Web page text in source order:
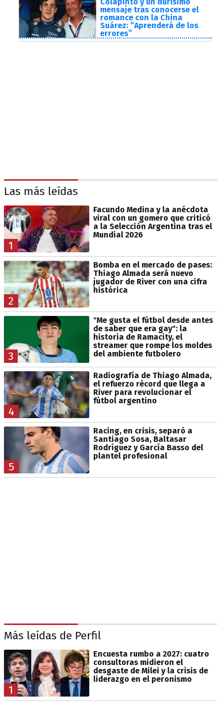
Colapinto y un durísimo
mensaje tras conocerse el
romance con la China
Suárez: “Aprenderá de los
errores”
Las más leídas
1
Facundo Medina y la anécdota
viral con un gomero que criticó
a la Selección Argentina tras el
Mundial 2026
2
Bomba en el mercado de pases:
Thiago Almada será nuevo
jugador de River con una cifra
histórica
3
"Me gusta el fútbol desde antes
de saber que era gay": la
historia de Ramacity, el
streamer que rompe los moldes
del ambiente futbolero
4
Radiografía de Thiago Almada,
el refuerzo récord que llega a
River para revolucionar el
fútbol argentino
5
Racing, en crisis, separó a
Santiago Sosa, Baltasar
Rodríguez y García Basso del
plantel profesional
Más leídas de Perfil
1
Encuesta rumbo a 2027: cuatro
consultoras midieron el
desgaste de Milei y la crisis de
liderazgo en el peronismo